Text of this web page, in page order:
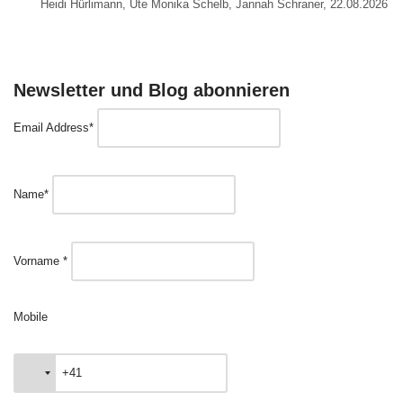
Heidi Hürlimann, Ute Monika Schelb, Jannah Schraner, 22.08.2026
Newsletter und Blog abonnieren
Email Address*
Name*
Vorname *
Mobile